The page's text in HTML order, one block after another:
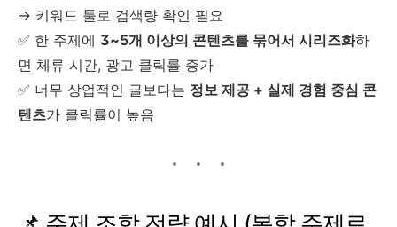
→ 키워드 툴로 검색량 확인 필요
✅ 한 주제에 3~5개 이상의 콘텐츠를 묶어서 시리즈화하
면 체류 시간, 광고 클릭률 증가
✅ 너무 상업적인 글보다는 정보 제공 + 실제 경험 중심 콘
텐츠가 클릭률이 높음